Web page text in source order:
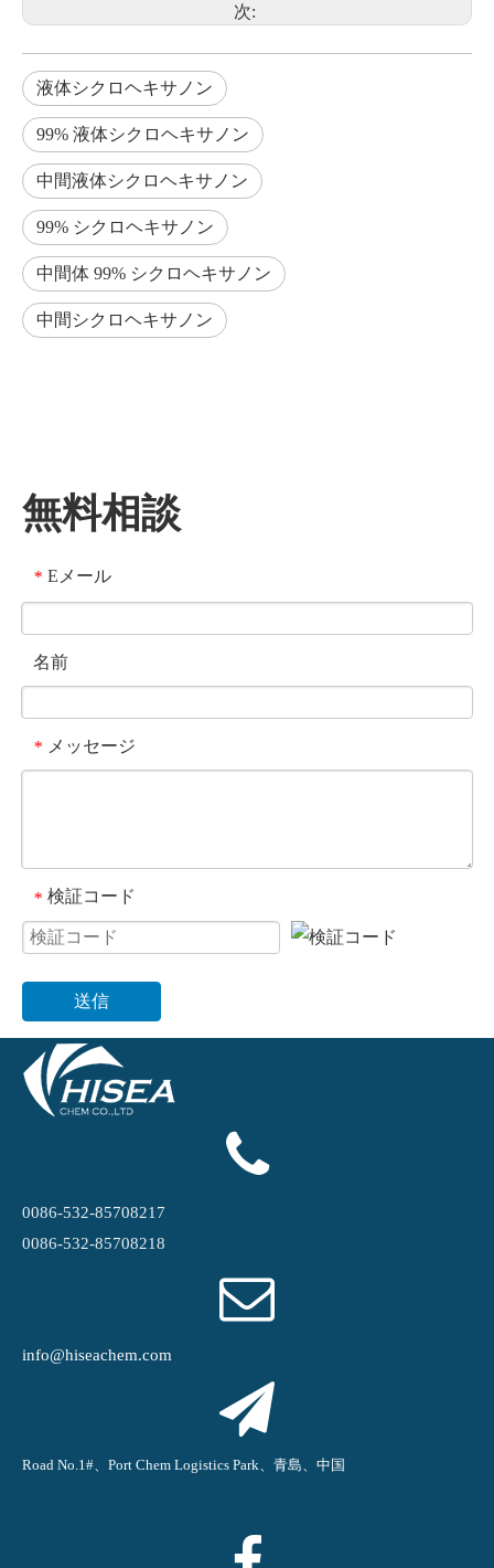
次:
液体シクロヘキサノン
99% 液体シクロヘキサノン
中間液体シクロヘキサノン
99% シクロヘキサノン
中間体 99% シクロヘキサノン
中間シクロヘキサノン
無料相談
* Eメール
名前
* メッセージ
* 検証コード
送信
0086-532-85708217
0086-532-85708218
info@hiseachem.com
Road No.1#、Port Chem Logistics Park、青島、中国